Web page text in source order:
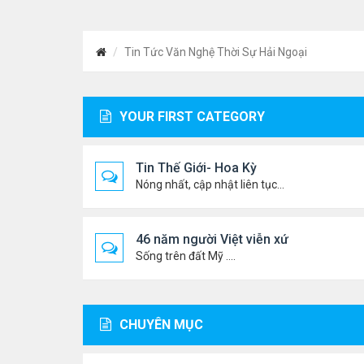
Tin Tức Văn Nghệ Thời Sự Hải Ngoại
YOUR FIRST CATEGORY
Tin Thế Giới- Hoa Kỳ
Nóng nhất, cập nhật liên tục...
46 năm người Việt viễn xứ
Sống trên đất Mỹ ....
CHUYÊN MỤC